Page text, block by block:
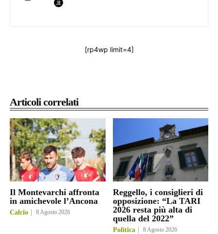
Articoli correlati
Il Montevarchi affronta
in amichevole l’Ancona
Calcio 8 Agosto 2026
Reggello, i consiglieri di
opposizione: “La TARI
2026 resta più alta di
quella del 2022”
Politica 8 Agosto 2026
[rp4wp limit=4]